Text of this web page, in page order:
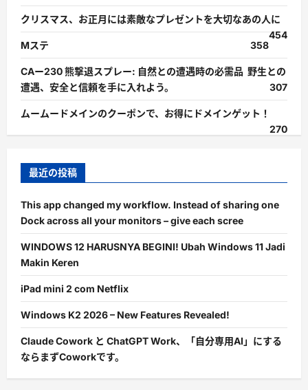
クリスマス、お正月には素敵なプレゼントを大切なあの人に
454
Mステ
358
CAー230 熊撃退スプレー: 自然との遭遇時の必需品 野生との
遭遇、安全と信頼を手に入れよう。
307
ムームードメインのクーポンで、お得にドメインゲット！
270
最近の投稿
This app changed my workflow. Instead of sharing one
Dock across all your monitors – give each scree
WINDOWS 12 HARUSNYA BEGINI! Ubah Windows 11 Jadi
Makin Keren
iPad mini 2 com Netflix
Windows K2 2026 – New Features Revealed!
Claude Cowork と ChatGPT Work、「自分専用AI」にする
ならまずCoworkです。